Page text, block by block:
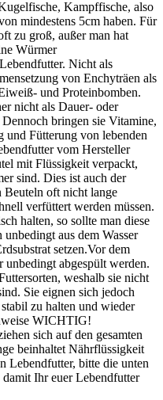
Kampffische, also
mindestens 5cm haben. Für
zu groß, außer man hat
Würmer
Nicht als
von Enchyträen als
und Proteinbomben.
nicht als Dauer- oder
bringen sie Vitamine,
und Fütterung von lebenden
vom Hersteller
mit Flüssigkeit verpackt,
sind. Dies ist auch der
Beuteln oft nicht lange
verfüttert werden müssen.
halten, so sollte man diese
aus dem Wasser
setzen.Vor dem
abgespült werden.
weshalb sie nicht
Sie eignen sich jedoch
zu halten und wieder
WICHTIG!
sich auf den gesamten
beinhaltet Nährflüssigkeit
Lebendfutter, bitte die unten
damit Ihr euer Lebendfutter